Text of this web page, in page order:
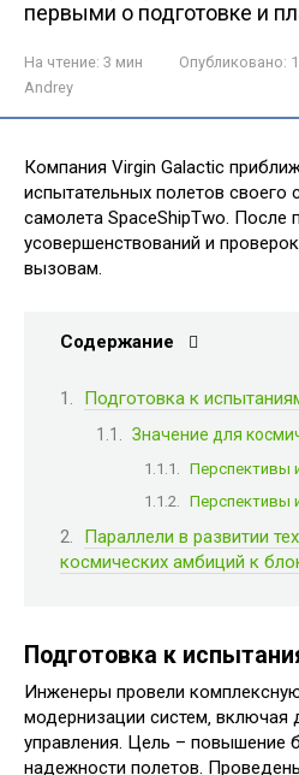
первыми о подготовке и
На чтение: 3 мин Опубликовано:
Andrey
Компания Virgin Galactic
испытательных полетов своего
самолета SpaceShipTwo. После
усовершенствований и
вызовам.
Содержание
Подготовка к
Значение для
Перспективы
Перспективы
Параллели в развитии
космических амбиций к
Подготовка к
Инженеры провели
модернизации систем‚ включая
управления. Цель – повышение
надежности полетов.